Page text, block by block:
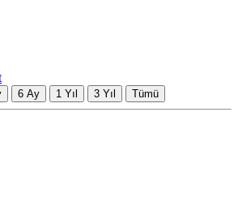
6 Ay 1 Yıl 3 Yıl Tümü